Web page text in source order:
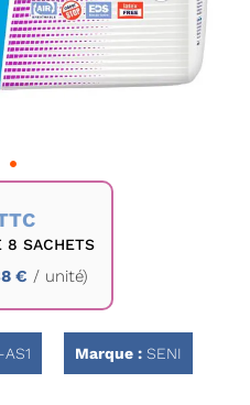
8 SACHETS
€ / unité)
Marque : SENI